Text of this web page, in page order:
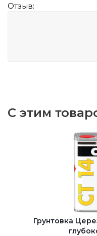
Отзыв:
С этим
Грунтовка